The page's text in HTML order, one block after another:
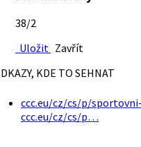
38/2
Uložit Zavřít
KDE TO SEHNAT
ccc.eu/cz/cs/p/
ccc.eu/cz/cs/p…